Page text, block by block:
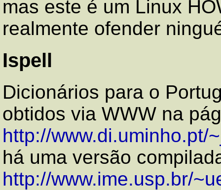
mas este é um Linux
realmente ofender
Ispell
Dicionários para o
obtidos via WWW na
http://www.di.uminho.pt/
há uma versão
http://www.ime.usp.br/